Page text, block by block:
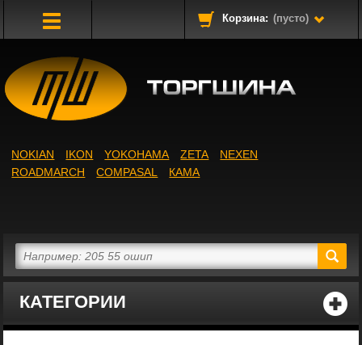
Корзина: (пусто)
КАТЕГОРИИ
NOKIAN IKON YOKOHAMA ZETA
NEXEN
ROADMARCH
COMPASAL КАМА